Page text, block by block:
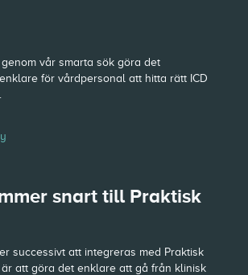
vår smarta sök göra det
för vårdpersonal att hitta rätt ICD
snart till Praktisk
successivt att integreras med Praktisk
är att göra det enklare att gå från klinisk